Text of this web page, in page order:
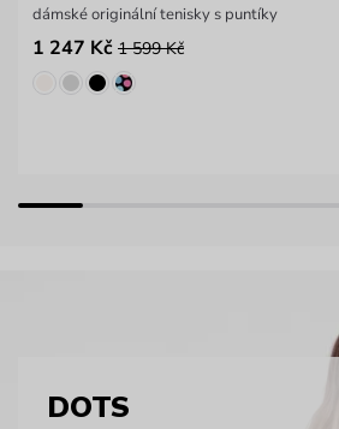
dámské originální tenisky s puntíky
1 247 Kč 1 599 Kč
DOTS